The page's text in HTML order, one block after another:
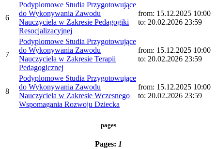
6
Podyplomowe Studia Przygotowujące
do Wykonywania Zawodu
Nauczyciela w Zakresie Pedagogiki
Resocjalizacyjnej
from: 15.12.2025 10:00
to: 20.02.2026 23:59
7
Podyplomowe Studia Przygotowujące
do Wykonywania Zawodu
Nauczyciela w Zakresie Terapii
Pedagogicznej
from: 15.12.2025 10:00
to: 20.02.2026 23:59
8
Podyplomowe Studia Przygotowujące
do Wykonywania Zawodu
Nauczyciela w Zakresie Wczesnego
Wspomagania Rozwoju Dziecka
from: 15.12.2025 10:00
to: 20.02.2026 23:59
pages
Pages: 1